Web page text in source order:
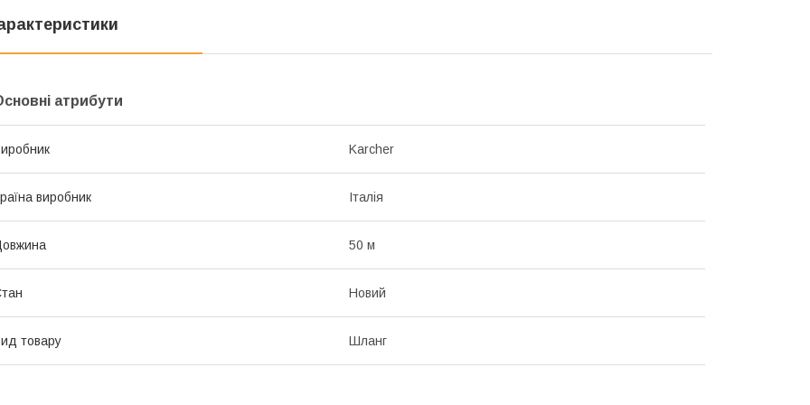
атрибути
Karcher
виробник Італія
50 м
Новий
товару Шланг